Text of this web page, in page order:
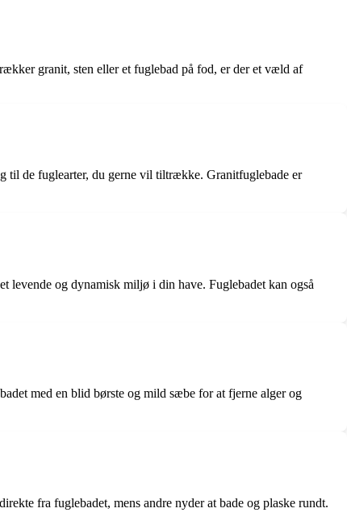
granit, sten eller et fuglebad på fod, er der et væld af
til de fuglearter, du gerne vil tiltrække. Granitfuglebade er
levende og dynamisk miljø i din have. Fuglebadet kan også
med en blid børste og mild sæbe for at fjerne alger og
fra fuglebadet, mens andre nyder at bade og plaske rundt.